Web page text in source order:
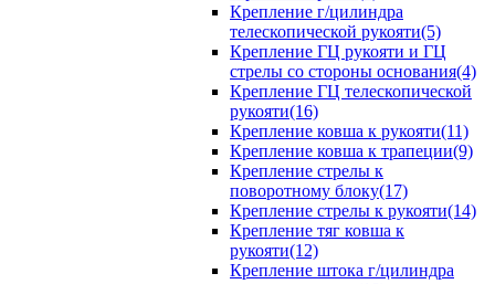
Крепление г/цилиндра
телескопической рукояти(5)
Крепление ГЦ рукояти и ГЦ
стрелы со стороны основания(4)
Крепление ГЦ телескопической
рукояти(16)
Крепление ковша к рукояти(11)
Крепление ковша к трапеции(9)
Крепление стрелы к
поворотному блоку(17)
Крепление стрелы к рукояти(14)
Крепление тяг ковша к
рукояти(12)
Крепление штока г/цилиндра